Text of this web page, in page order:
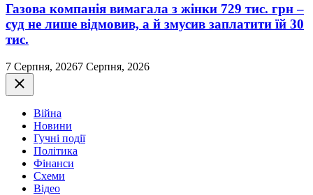
Газова компанія вимагала з жінки 729 тис. грн –
суд не лише відмовив, а й змусив заплатити їй 30
тис.
7 Серпня, 20267 Серпня, 2026
Закрити
Війна
Новини
Гучні події
Політика
Фінанси
Схеми
Відео